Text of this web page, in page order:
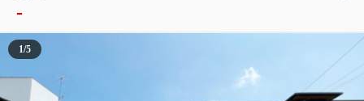
-
1/5